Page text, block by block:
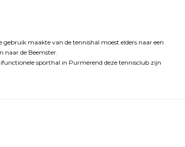
maakte van de tennishal moest elders naar een
de Beemster.
sporthal in Purmerend deze tennisclub zijn